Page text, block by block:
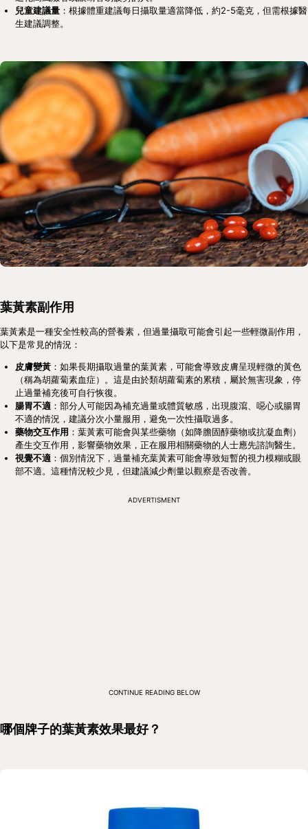
兒童建議量 ：根據體重建議每日攝取量適當降低，約2-5毫克，但需根據醫
生建議調整。
葉黃素副作用
葉黃素是一種安全性較高的營養素，但過量攝取可能會引起一些輕微副作用，
以下是常見的情況：
皮膚變黃 ：如果長期攝取過量的葉黃素，可能會導致皮膚呈現輕微的黃色
（稱為胡蘿蔔素血症）。這是由於類胡蘿蔔素的累積，屬於無害現象，停
止過量補充後可自行恢復。
腸胃不適 ：部分人可能因為補充過量或體質敏感，出現腹瀉、噁心或腸胃
不適的情況，建議分次小量服用，避免一次性攝取過多。
藥物交互作用 ：葉黃素可能會與某些藥物（如降膽固醇藥物或抗凝血劑）
產生交互作用，影響藥物效果，正在服用相關藥物的人士應先諮詢醫生。
視覺不適 ：個別情況下，過量補充葉黃素可能會導致短暫的視力模糊或眼
部不適。這種情況較少見，但建議減少劑量以觀察是否改善。
ADVERTISMENT
CONTINUE READING BELOW
哪個牌子的葉黃素效果最好？